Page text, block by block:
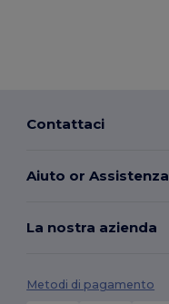
Contattaci
Aiuto or Assistenza
La nostra azienda
Metodi di pagamento